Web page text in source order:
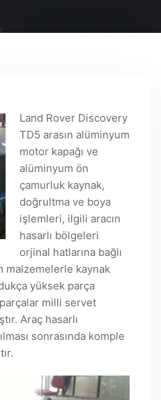
Land Rover Discovery
TD5 arasın alüminyum
motor kapağı ve
alüminyum ön
çamurluk kaynak,
doğrultma ve boya
işlemleri, ilgili aracın
hasarlı bölgeleri
orjinal hatlarına bağlı
malzemelerle kaynak
yüksek parça
milli servet
Araç hasarlı
sonrasında komple